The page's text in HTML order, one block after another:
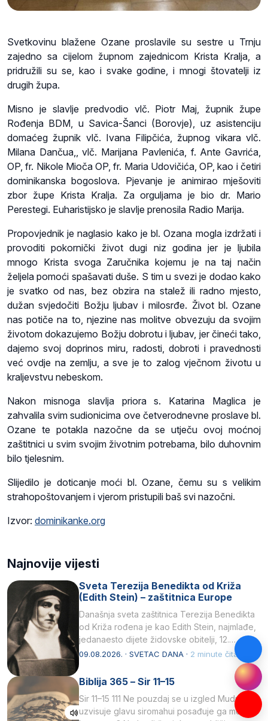
Svetkovinu blažene Ozane proslavile su sestre u Trnju
zajedno sa cijelom župnom zajednicom Krista Kralja, a
pridružili su se, kao i svake godine, i mnogi štovatelji iz
drugih župa.
Misno je slavlje predvodio vlč. Piotr Maj, župnik župe
Rođenja BDM, u Savica-Šanci (Borovje), uz asistenciju
domaćeg župnik vlč. Ivana Filipčića, župnog vikara vlč.
Milana Dančua,, vlč. Marijana Pavlenića, f. Ante Gavrića,
OP, fr. Nikole Mioča OP, fr. Maria Udovičića, OP, kao i četiri
dominikanska bogoslova. Pjevanje je animirao mješoviti
zbor župe Krista Kralja. Za orguljama je bio dr. Mario
Perestegi. Euharistijsko je slavlje prenosila Radio Marija.
Propovjednik je naglasio kako je bl. Ozana mogla izdržati i
provoditi pokornički život dugi niz godina jer je ljubila
mnogo Krista svoga Zaručnika kojemu je na taj način
željela pomoći spašavati duše. S tim u svezi je dodao kako
je svatko od nas, bez obzira na stalež ili radno mjesto,
dužan svjedočiti Božju ljubav i milosrđe. Život bl. Ozane
nas potiče na to, njezine nas molitve obvezuju da svojim
životom dokazujemo Božju dobrotu i ljubav, jer čineći tako,
dajemo svoj doprinos miru, radosti, dobroti i pravednosti
već ovdje na zemlju, a sve je to zalog vječnom životu u
kraljevstvu nebeskom.
Nakon misnoga slavlja priora s. Katarina Maglica je
zahvalila svim sudionicima ove četverodnevne proslave bl.
Ozane te potakla nazočne da se utječu ovoj moćnoj
zaštitnici u svim svojim životnim potrebama, bilo duhovnim
bilo tjelesnim.
Slijedilo je doticanje moći bl. Ozane, čemu su s velikim
strahopoštovanjem i vjerom pristupili baš svi nazočni.
Izvor: dominikanke.org
Najnovije vijesti
Sveta Terezija Benedikta od Križa
(Edith Stein) – zaštitnica Europe
Današnja sveta zaštitnica Terezija Benedikta
od Križa rođena je kao Edith Stein, najmlađe,
jedanaesto dijete židovske obitelji, 12.
listopada 1891, u Wrocławu…
09.08.2026. · SVETAC DANA · 2 minute čitanja
Biblija 365 – Sir 11–15
Sir 11–15 111 Ne pouzdaj se u izgled Mudrost
uzvisuje glavu siromahui posađuje ga među